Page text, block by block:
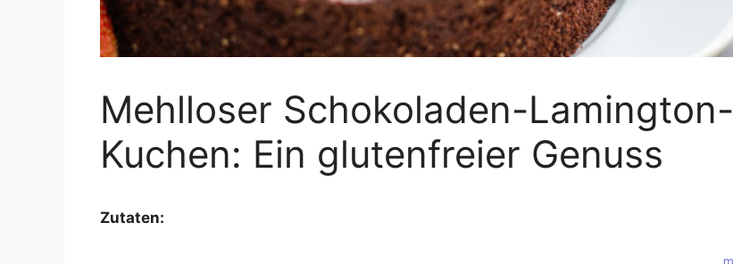
Mehlloser Schokoladen-Lamington-
Kuchen: Ein glutenfreier Genuss
Zutaten: